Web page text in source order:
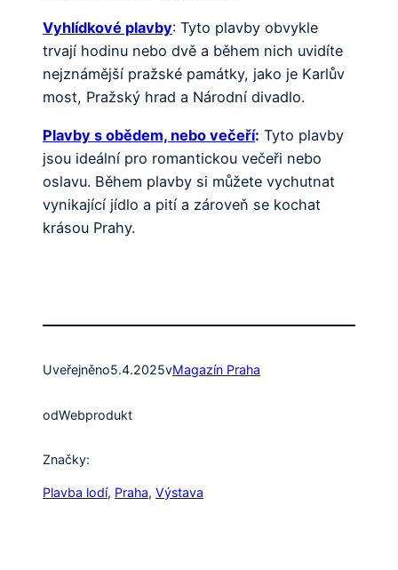
Vyhlídkové plavby: Tyto plavby obvykle
trvají hodinu nebo dvě a během nich uvidíte
nejznámější pražské památky, jako je Karlův
most, Pražský hrad a Národní divadlo.
Plavby s obědem, nebo večeří: Tyto plavby
jsou ideální pro romantickou večeři nebo
oslavu. Během plavby si můžete vychutnat
vynikající jídlo a pití a zároveň se kochat
krásou Prahy.
Uveřejněno5.4.2025vMagazín Praha
odWebprodukt
Značky:
Plavba lodí, Praha, Výstava